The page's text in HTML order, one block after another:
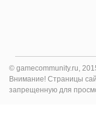
© gamecommunity.ru,
Внимание! Страницы
запрещенную для